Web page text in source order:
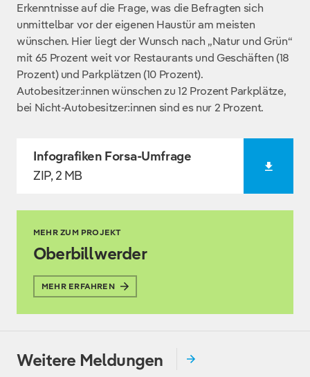
Erkenntnisse auf die Frage, was die Befragten sich
unmittelbar vor der eigenen Haustür am meisten
wünschen. Hier liegt der Wunsch nach „Natur und Grün“
mit 65 Prozent weit vor Restaurants und Geschäften (18
Prozent) und Parkplätzen (10 Prozent).
Autobesitzer:innen wünschen zu 12 Prozent Parkplätze,
bei Nicht-Autobesitzer:innen sind es nur 2 Prozent.
Infografiken Forsa-Umfrage
ZIP, 2 MB
MEHR ZUM PROJEKT
Oberbillwerder
MEHR ERFAHREN
Weitere Meldungen